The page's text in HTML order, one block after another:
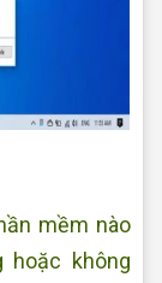
mềm nào
hoặc không